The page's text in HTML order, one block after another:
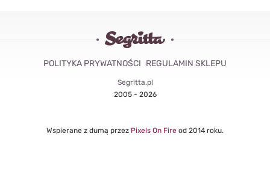
Segritta.pl
2005 - 2026
POLITYKA PRYWATNOŚCI REGULAMIN SKLEPU
Wspierane z dumą przez Pixels On Fire od 2014 roku.